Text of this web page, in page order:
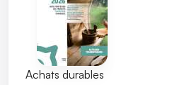
Achats durables